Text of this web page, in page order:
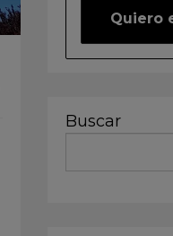
Buscar